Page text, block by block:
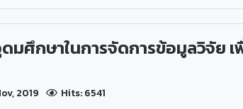
มศึกษาในการจัดการข้อมูลวิจัย
2019 Hits: 6541